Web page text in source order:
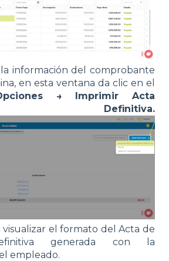
la información del comprobante
en esta ventana da clic en el
→ Imprimir Acta
Definitiva.
el formato del Acta de
generada con la
empleado.